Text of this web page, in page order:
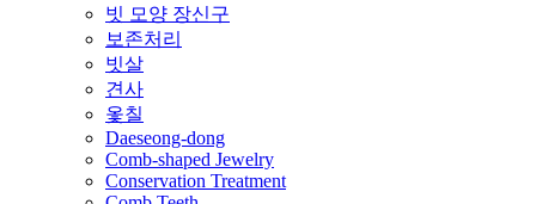
빗 모양 장신구
보존처리
빗살
견사
옻칠
Daeseong-dong
Comb-shaped Jewelry
Conservation Treatment